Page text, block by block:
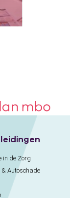
in de Zorg
& Autoschade